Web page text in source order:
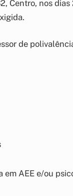
Centro, nos
de
AEE e/ou